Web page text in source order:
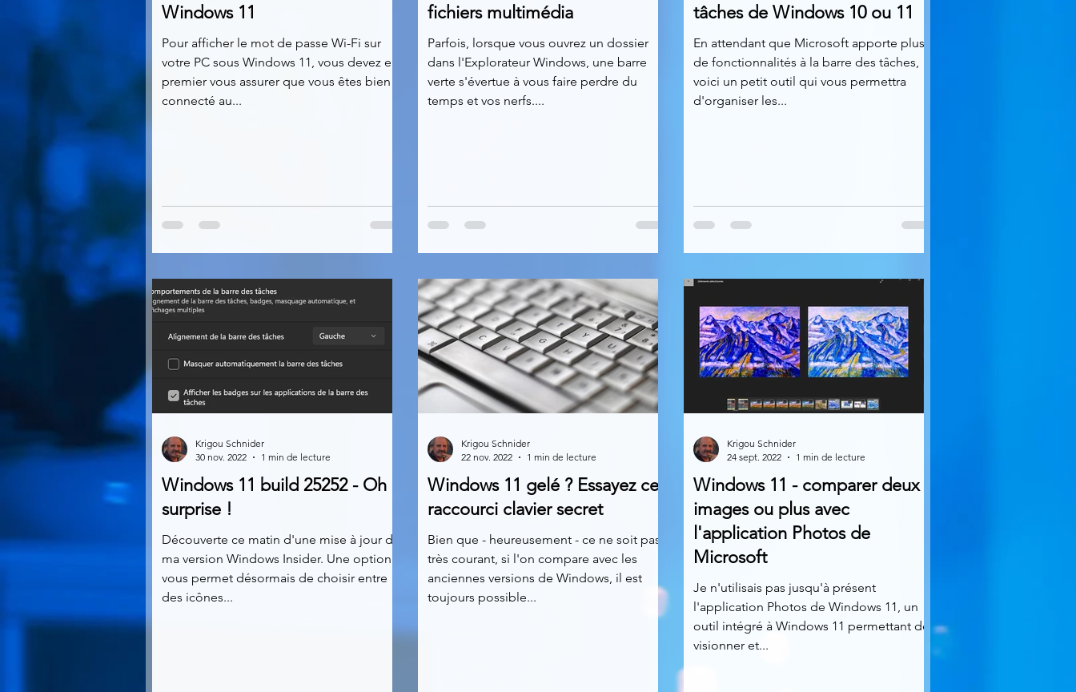
Windows 11
Pour afficher le mot de passe Wi-Fi sur
votre PC sous Windows 11, vous devez en
premier vous assurer que vous êtes bien
connecté au...
fichiers multimédia
Parfois, lorsque vous ouvrez un dossier
dans l'Explorateur Windows, une barre
verte s'évertue à vous faire perdre du
temps et vos nerfs....
tâches de Windows 10 ou 11
En attendant que Microsoft apporte plus
de fonctionnalités à la barre des tâches,
voici un petit outil qui vous permettra
d'organiser les...
Windows 11 build 25252 - Oh
surprise !
Découverte ce matin d'une mise à jour de
ma version Windows Insider. Une option
vous permet désormais de choisir entre
des icônes...
Krigou Schnider
30 nov. 2022
1 min de lecture
Windows 11 gelé ? Essayez ce
raccourci clavier secret
Bien que - heureusement - ce ne soit pas
très courant, si l'on compare avec les
anciennes versions de Windows, il est
toujours possible...
Krigou Schnider
22 nov. 2022
1 min de lecture
Windows 11 - comparer deux
images ou plus avec
l'application Photos de
Microsoft
Je n'utilisais pas jusqu'à présent
l'application Photos de Windows 11, un
outil intégré à Windows 11 permettant de
visionner et...
Krigou Schnider
24 sept. 2022
1 min de lecture